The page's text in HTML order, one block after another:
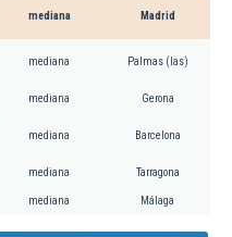
mediana Madrid
mediana Palmas (las)
mediana Gerona
mediana Barcelona
mediana Tarragona
mediana Málaga